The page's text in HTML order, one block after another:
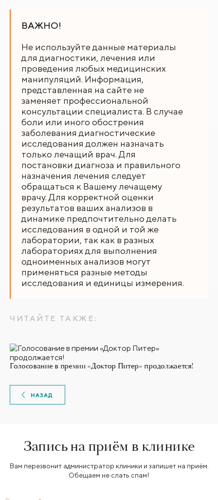
ВАЖНО!
Не используйте данные материалы
для диагностики, лечения или
проведения любых медицинских
манипуляций. Информация,
представленная на сайте не
заменяет профессиональной
консультации специалиста. В случае
боли или иного обострения
заболевания диагностические
исследования должен назначать
только лечащий врач. Для
постановки диагноза и правильного
назначения лечения следует
обращаться к Вашему лечащему
врачу. Для корректной оценки
результатов ваших анализов в
динамике предпочтительно делать
исследования в одной и той же
лаборатории, так как в разных
лабораториях для выполнения
одноименных анализов могут
применяться разные методы
исследования и единицы измерения.
ЧИТАЙТЕ ТАКЖЕ:
Голосование в премии «Доктор Питер» продолжается!
НАЗАД
Запись на приём в клинике
Вам перезвонит администратор клиники и запишет на приём.
Обещаем не слать спам!